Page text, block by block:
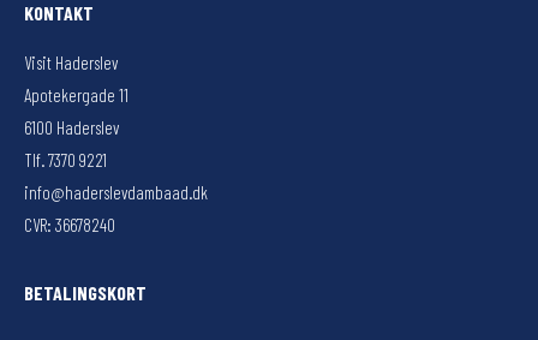
KONTAKT
Visit Haderslev
Apotekergade 11
6100 Haderslev
Tlf. 7370 9221
info@haderslevdambaad.dk
CVR: 36678240
BETALINGSKORT